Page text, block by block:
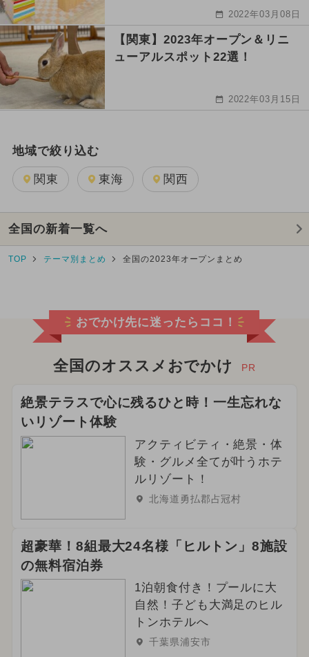
2022年03月08日
【関東】2023年オープン＆リニ
ューアルスポット22選！
2022年03月15日
地域で絞り込む
関東 東海 関西
全国の新着一覧へ
TOP テーマ別まとめ 全国の2023年オープンまとめ
おでかけ先に迷ったらココ！
全国のオススメおでかけ PR
絶景テラスで心に残るひと時！一生忘れな
いリゾート体験
アクティビティ・絶景・体
験・グルメ全てが叶うホテ
ルリゾート！
北海道勇払郡占冠村
超豪華！8組最大24名様「ヒルトン」8施設
の無料宿泊券
1泊朝食付き！プールに大
自然！子ども大満足のヒル
トンホテルへ
千葉県浦安市